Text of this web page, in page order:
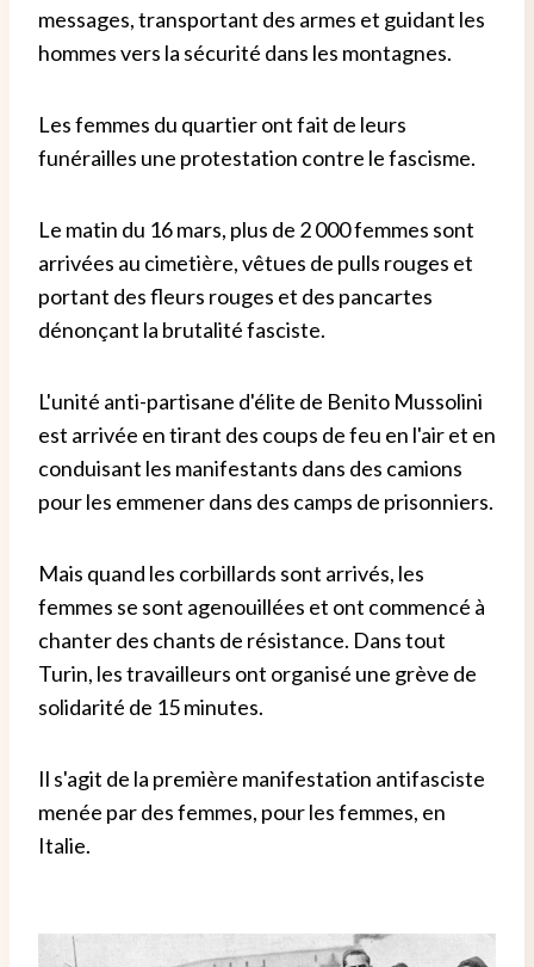
messages, transportant des armes et guidant les
hommes vers la sécurité dans les montagnes.
Les femmes du quartier ont fait de leurs
funérailles une protestation contre le fascisme.
Le matin du 16 mars, plus de 2 000 femmes sont
arrivées au cimetière, vêtues de pulls rouges et
portant des fleurs rouges et des pancartes
dénonçant la brutalité fasciste.
L'unité anti-partisane d'élite de Benito Mussolini
est arrivée en tirant des coups de feu en l'air et en
conduisant les manifestants dans des camions
pour les emmener dans des camps de prisonniers.
Mais quand les corbillards sont arrivés, les
femmes se sont agenouillées et ont commencé à
chanter des chants de résistance. Dans tout
Turin, les travailleurs ont organisé une grève de
solidarité de 15 minutes.
Il s'agit de la première manifestation antifasciste
menée par des femmes, pour les femmes, en
Italie.